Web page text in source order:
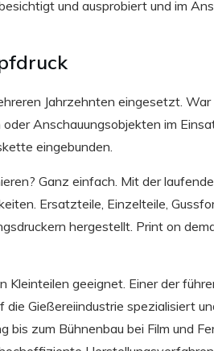
und ausprobiert und im
Jahrzehnten eingesetzt.
Anschauungsobjekten im
eingebunden.
Ganz einfach. Mit der
Ersatzteile, Einzelteile,
hergestellt. Print on
geeignet. Einer der
Gießereiindustrie spezialisiert
zum Bühnenbau bei Film und